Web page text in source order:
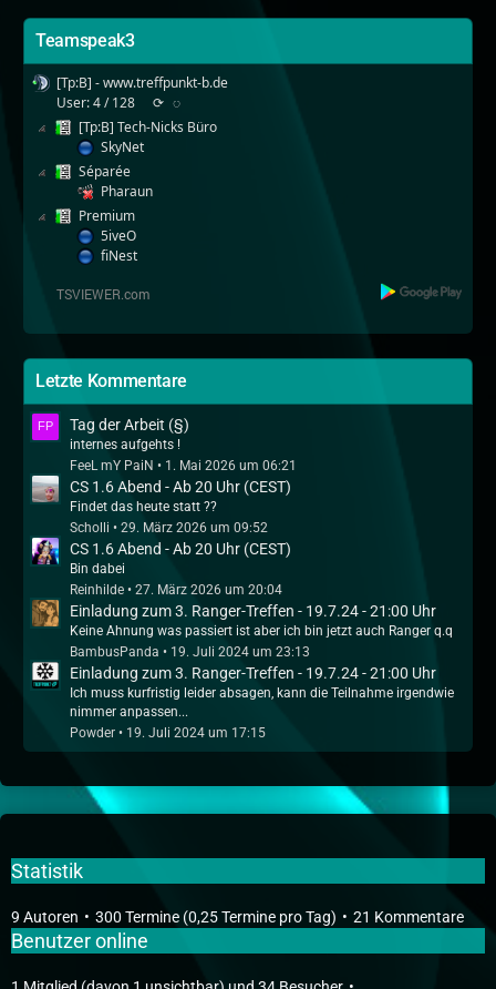
Teamspeak3
[Tp:B] - www.treffpunkt-b.de
User: 4 / 128
⟳ ◌
[Tp:B] Tech-Nicks Büro
SkyNet
Séparée
Pharaun
Premium
5iveO
fiNest
Letzte Kommentare
Tag der Arbeit (§)
internes aufgehts !
FeeL mY PaiN
1. Mai 2026 um 06:21
CS 1.6 Abend - Ab 20 Uhr (CEST)
Findet das heute statt ??
Scholli
29. März 2026 um 09:52
CS 1.6 Abend - Ab 20 Uhr (CEST)
Bin dabei
Reinhilde
27. März 2026 um 20:04
Einladung zum 3. Ranger-Treffen - 19.7.24 - 21:00 Uhr
Keine Ahnung was passiert ist aber ich bin jetzt auch Ranger q.q
BambusPanda
19. Juli 2024 um 23:13
Einladung zum 3. Ranger-Treffen - 19.7.24 - 21:00 Uhr
Ich muss kurfristig leider absagen, kann die Teilnahme irgendwie
nimmer anpassen...
Powder
19. Juli 2024 um 17:15
Statistik
9 Autoren 300 Termine (0,25 Termine pro Tag) 21 Kommentare
Benutzer online